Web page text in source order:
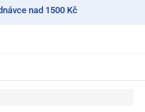
nad 1500 Kč